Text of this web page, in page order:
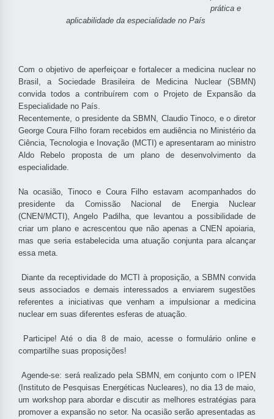
prática e
aplicabilidade da especialidade no País
Com o objetivo de aperfeiçoar e fortalecer a medicina nuclear no
Brasil, a Sociedade Brasileira de Medicina Nuclear (SBMN)
convida todos a contribuírem com o Projeto de Expansão da
Especialidade no País.
Recentemente, o presidente da SBMN, Claudio Tinoco, e o diretor
George Coura Filho foram recebidos em audiência no Ministério da
Ciência, Tecnologia e Inovação (MCTI) e apresentaram ao ministro
Aldo Rebelo proposta de um plano de desenvolvimento da
especialidade.
Na ocasião, Tinoco e Coura Filho estavam acompanhados do
presidente da Comissão Nacional de Energia Nuclear
(CNEN/MCTI), Angelo Padilha, que levantou a possibilidade de
criar um plano e acrescentou que não apenas a CNEN apoiaria,
mas que seria estabelecida uma atuação conjunta para alcançar
essa meta.
Diante da receptividade do MCTI à proposição, a SBMN convida
seus associados e demais interessados a enviarem sugestões
referentes a iniciativas que venham a impulsionar a medicina
nuclear em suas diferentes esferas de atuação.
Participe! Até o dia 8 de maio, acesse o formulário online e
compartilhe suas proposições!
Agende-se: será realizado pela SBMN, em conjunto com o IPEN
(Instituto de Pesquisas Energéticas Nucleares), no dia 13 de maio,
um workshop para abordar e discutir as melhores estratégias para
promover a expansão no setor. Na ocasião serão apresentadas as